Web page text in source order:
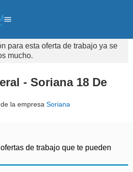
para esta oferta de trabajo ya se
mucho.
- Soriana 18 De
de la empresa Soriana
de trabajo que te pueden